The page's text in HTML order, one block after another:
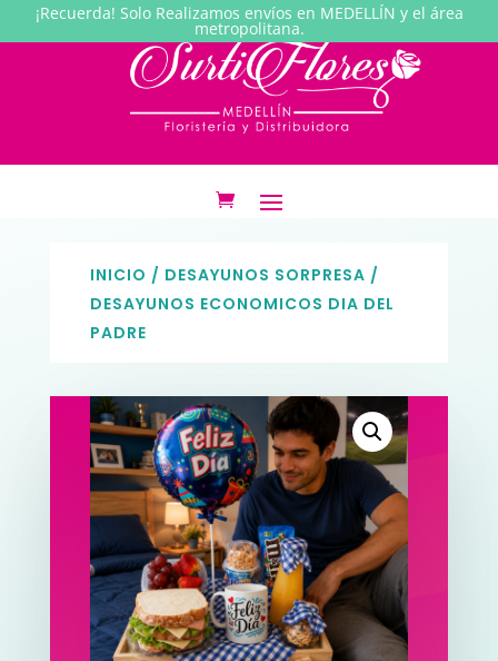
¡Recuerda! Solo Realizamos envíos en MEDELLÍN y el área
metropolitana.
INICIO / DESAYUNOS SORPRESA /
DESAYUNOS ECONOMICOS DIA DEL
PADRE